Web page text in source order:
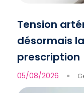
Tension
désormais
prescription
05/08/2026 ●